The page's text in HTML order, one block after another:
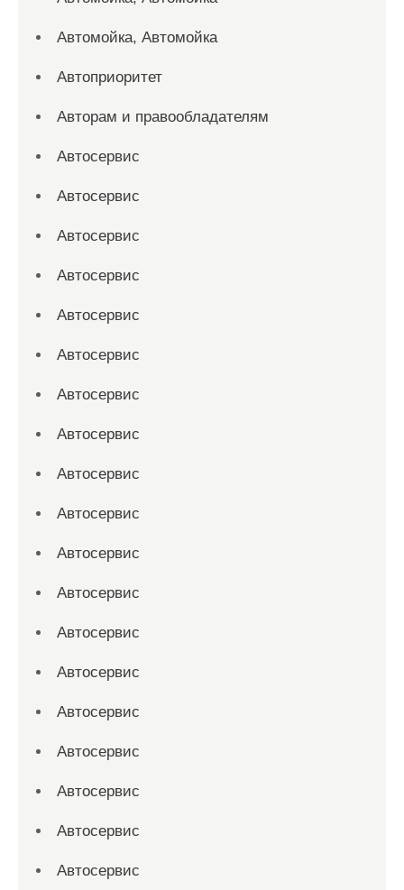
Автомойка, Автомойка
Автоприоритет
Авторам и правообладателям
Автосервис
Автосервис
Автосервис
Автосервис
Автосервис
Автосервис
Автосервис
Автосервис
Автосервис
Автосервис
Автосервис
Автосервис
Автосервис
Автосервис
Автосервис
Автосервис
Автосервис
Автосервис
Автосервис